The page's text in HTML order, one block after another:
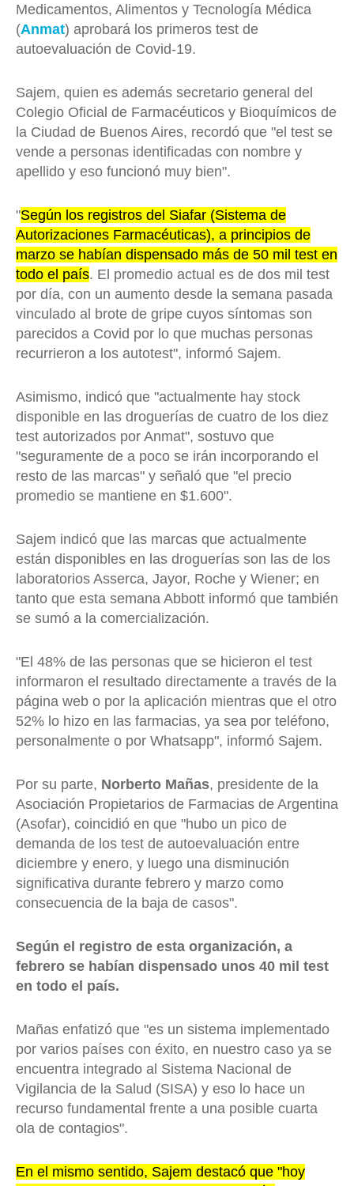
Medicamentos, Alimentos y Tecnología Médica
(Anmat) aprobará los primeros test de
autoevaluación de Covid-19.
Sajem, quien es además secretario general del
Colegio Oficial de Farmacéuticos y Bioquímicos de
la Ciudad de Buenos Aires, recordó que "el test se
vende a personas identificadas con nombre y
apellido y eso funcionó muy bien".
"Según los registros del Siafar (Sistema de
Autorizaciones Farmacéuticas), a principios de
marzo se habían dispensado más de 50 mil test en
todo el país. El promedio actual es de dos mil test
por día, con un aumento desde la semana pasada
vinculado al brote de gripe cuyos síntomas son
parecidos a Covid por lo que muchas personas
recurrieron a los autotest", informó Sajem.
Asimismo, indicó que "actualmente hay stock
disponible en las droguerías de cuatro de los diez
test autorizados por Anmat", sostuvo que
"seguramente de a poco se irán incorporando el
resto de las marcas" y señaló que "el precio
promedio se mantiene en $1.600".
Sajem indicó que las marcas que actualmente
están disponibles en las droguerías son las de los
laboratorios Asserca, Jayor, Roche y Wiener; en
tanto que esta semana Abbott informó que también
se sumó a la comercialización.
"El 48% de las personas que se hicieron el test
informaron el resultado directamente a través de la
página web o por la aplicación mientras que el otro
52% lo hizo en las farmacias, ya sea por teléfono,
personalmente o por Whatsapp", informó Sajem.
Por su parte, Norberto Mañas, presidente de la
Asociación Propietarios de Farmacias de Argentina
(Asofar), coincidió en que "hubo un pico de
demanda de los test de autoevaluación entre
diciembre y enero, y luego una disminución
significativa durante febrero y marzo como
consecuencia de la baja de casos".
Según el registro de esta organización, a
febrero se habían dispensado unos 40 mil test
en todo el país.
Mañas enfatizó que "es un sistema implementado
por varios países con éxito, en nuestro caso ya se
encuentra integrado al Sistema Nacional de
Vigilancia de la Salud (SISA) y eso lo hace un
recurso fundamental frente a una posible cuarta
ola de contagios".
En el mismo sentido, Sajem destacó que "hoy